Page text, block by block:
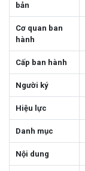
bản
Cơ quan ban
hành
Cấp ban hành
Người ký
Hiệu lực
Danh mục
Nội dung